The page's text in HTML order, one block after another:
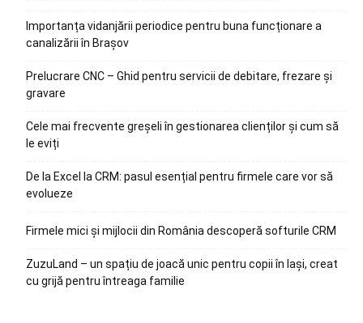
Importanța vidanjării periodice pentru buna funcționare a
canalizării în Brașov
Prelucrare CNC – Ghid pentru servicii de debitare, frezare și
gravare
Cele mai frecvente greșeli în gestionarea clienților și cum să
le eviți
De la Excel la CRM: pasul esențial pentru firmele care vor să
evolueze
Firmele mici și mijlocii din România descoperă softurile CRM
ZuzuLand – un spațiu de joacă unic pentru copii în Iași, creat
cu grijă pentru întreaga familie